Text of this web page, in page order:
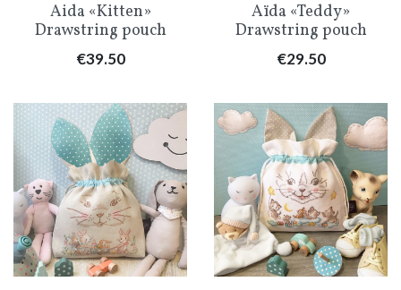
Aida «Kitten»
Drawstring pouch
Price
€39.50
Aïda «Teddy»
Drawstring pouch
Price
€29.50